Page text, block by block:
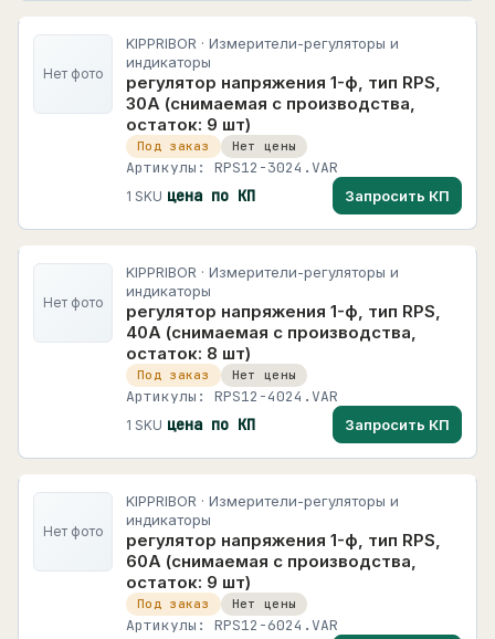
Нет фото
KIPPRIBOR · Измерители-регуляторы и
индикаторы
регулятор напряжения 1-ф, тип RPS,
30А (снимаемая с производства,
остаток: 9 шт)
Под заказ Нет цены
Артикулы: RPS12-3024.VAR
1 SKU цена по КП Запросить КП
Нет фото
KIPPRIBOR · Измерители-регуляторы и
индикаторы
регулятор напряжения 1-ф, тип RPS,
40А (снимаемая с производства,
остаток: 8 шт)
Под заказ Нет цены
Артикулы: RPS12-4024.VAR
1 SKU цена по КП Запросить КП
Нет фото
KIPPRIBOR · Измерители-регуляторы и
индикаторы
регулятор напряжения 1-ф, тип RPS,
60А (снимаемая с производства,
остаток: 9 шт)
Под заказ Нет цены
Артикулы: RPS12-6024.VAR